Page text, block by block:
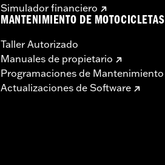
Simulador financiero
MANTENIMIENTO DE MOTOCICLETAS
Taller Autorizado
Manuales de propietario
Programaciones de Mantenimiento
Actualizaciones de Software